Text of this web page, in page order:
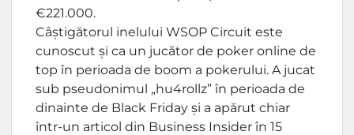
€221.000.
Câștigătorul inelului WSOP Circuit este
cunoscut și ca un jucător de poker online de
top în perioada de boom a pokerului. A jucat
sub pseudonimul „hu4rollz” în perioada de
dinainte de Black Friday și a apărut chiar
într-un articol din Business Insider în 15